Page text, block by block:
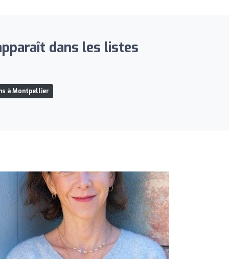
dans les listes
à Montpellier